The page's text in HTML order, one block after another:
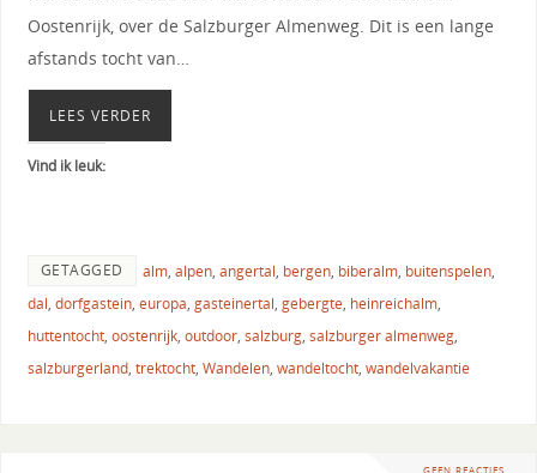
Oostenrijk, over de Salzburger Almenweg. Dit is een lange
afstands tocht van…
LEES VERDER
Vind ik leuk:
GETAGGED alm, alpen, angertal, bergen, biberalm, buitenspelen,
dal, dorfgastein, europa, gasteinertal, gebergte, heinreichalm,
huttentocht, oostenrijk, outdoor, salzburg, salzburger almenweg,
salzburgerland, trektocht, Wandelen, wandeltocht, wandelvakantie
GEEN REACTIES